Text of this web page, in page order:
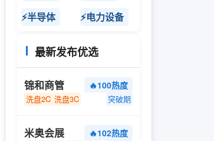
⚡半导体
⚡电力设备
最新发布优选
锦和商管 🔥100热度
洗盘2C 洗盘3C 突破期
米奥会展 🔥102热度